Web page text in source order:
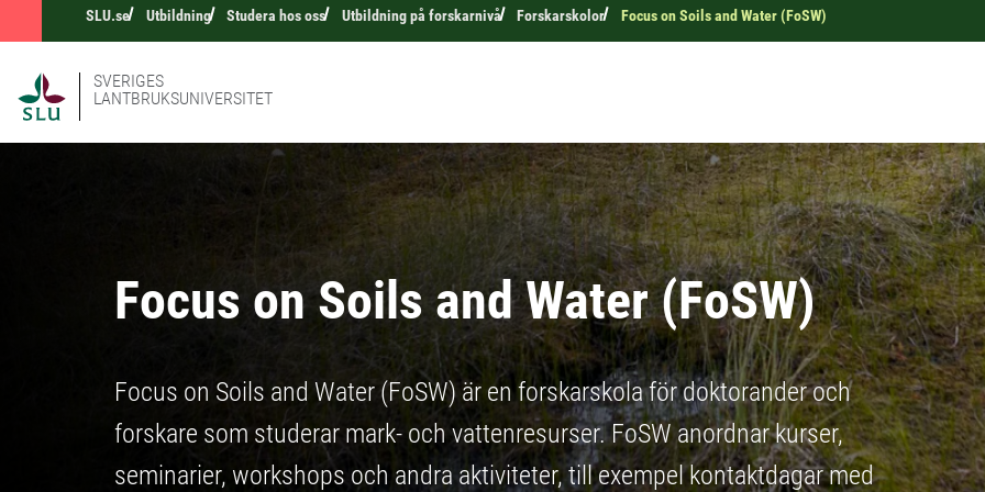
SLU.se Utbildning Studera hos oss Utbildning på forskarnivå Forskarskolor Focus on Soils and Water (FoSW)
SVERIGES
LANTBRUKSUNIVERSITET
Focus on Soils and Water (FoSW)
Focus on Soils and Water (FoSW) är en forskarskola för doktorander och
forskare som studerar mark- och vattenresurser. FoSW anordnar kurser,
seminarier, workshops och andra aktiviteter, till exempel kontaktdagar med